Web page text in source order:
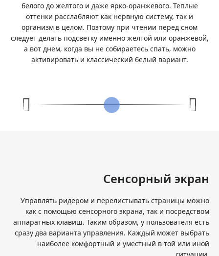
белого до желтого и даже ярко-оранжевого. Теплые
оттенки расслабляют как нервную систему, так и
организм в целом. Поэтому при чтении перед сном
следует делать подсветку именно желтой или оранжевой,
а вот днем, когда вы не собираетесь спать, можно
активировать и классический белый вариант.
Сенсорный экран
Управлять ридером и перелистывать страницы можно
как с помощью сенсорного экрана, так и посредством
аппаратных клавиш. Таким образом, у пользователя есть
сразу два варианта управления. Каждый может выбрать
наиболее комфортный и уместный в той или иной